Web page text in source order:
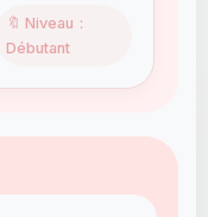
🔖 Niveau：
Débutant